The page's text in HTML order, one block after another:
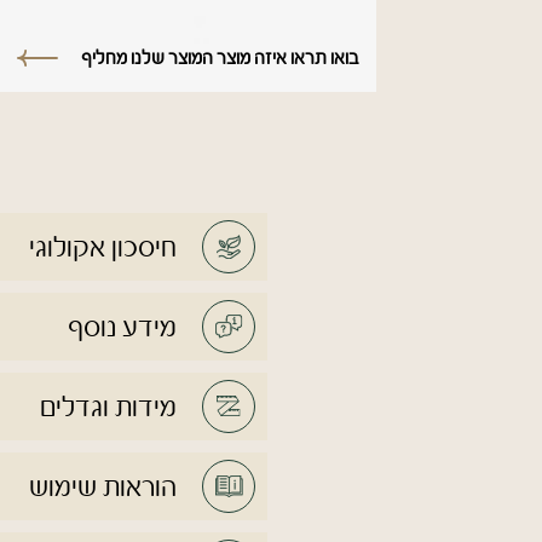
בואו תראו איזה מוצר המוצר שלנו מחליף
מידע נוסף
מידות וגדלים
חיסכון אקולוגי
הוראות שימוש